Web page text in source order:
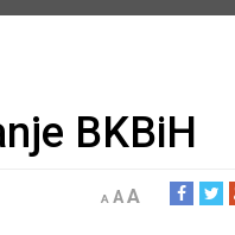
BKBiH
A AA